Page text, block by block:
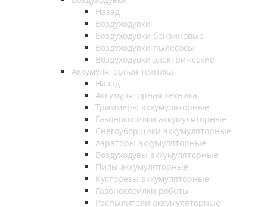
Назад
Воздуходувки
Воздуходувки бензиновые
Воздуходувки пылесосы
Воздуходувки электрические
Аккумуляторная техника
Назад
Аккумуляторная техника
Триммеры аккумуляторные
Газонокосилки аккумуляторные
Снегоуборщики аккумуляторные
Аэраторы аккумуляторные
Воздуходувы аккумуляторные
Пилы аккумуляторные
Кусторезы аккумуляторные
Газонокосилки роботы
Распылители аккумуляторные